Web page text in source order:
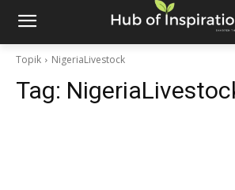
Topik NigeriaLivestock
Tag: